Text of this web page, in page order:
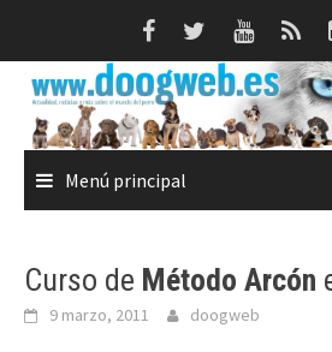
Menú principal
Curso de Método Arcón
9 marzo, 2011 doogweb